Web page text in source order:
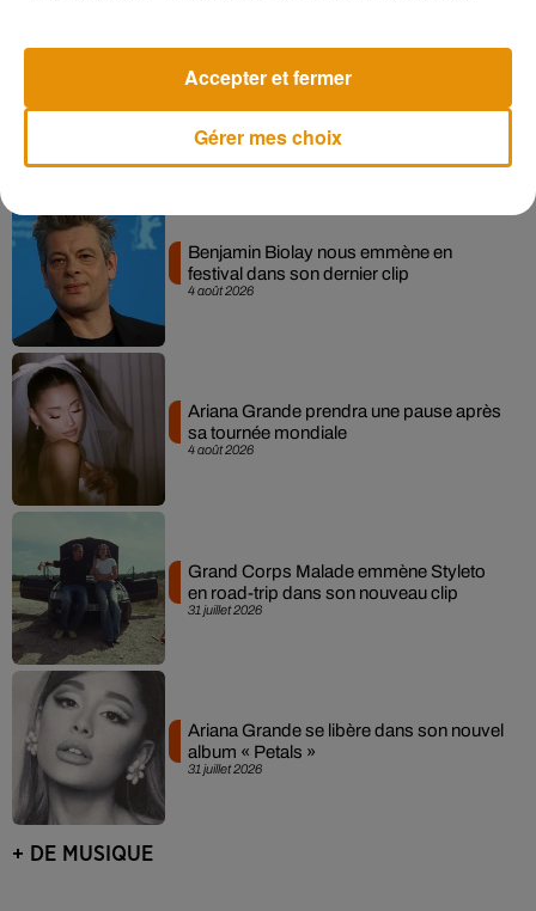
4 août 2026
Tiny Desk invite Charlie Puth pour une
live session solaire
4 août 2026
Benjamin Biolay nous emmène en
festival dans son dernier clip
4 août 2026
Ariana Grande prendra une pause après
sa tournée mondiale
31 juillet 2026
Grand Corps Malade emmène Styleto
en road-trip dans son nouveau clip
31 juillet 2026
Ariana Grande se libère dans son nouvel
album « Petals »
+ DE MUSIQUE
Gérer mes choix
Accepter et fermer